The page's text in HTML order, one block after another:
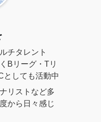
チタレント
Bリーグ・Tリ
としても活動中
リストなど多
から日々感じ